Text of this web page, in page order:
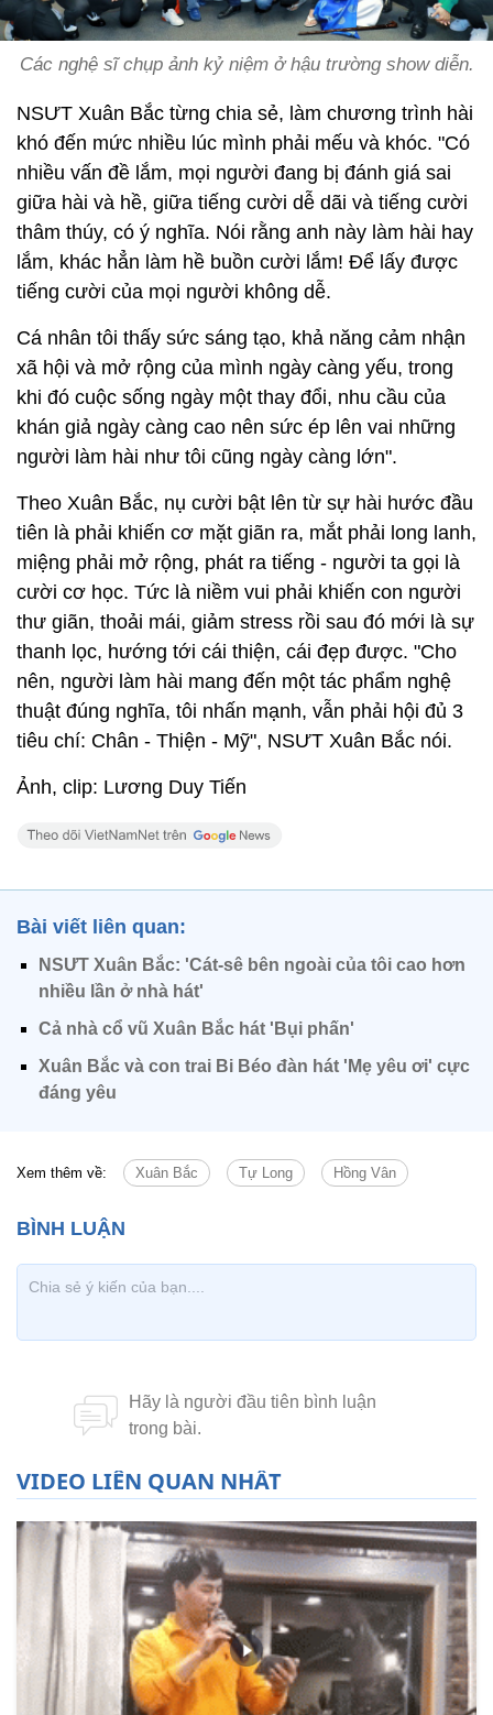
Các nghệ sĩ chụp ảnh kỷ niệm ở hậu trường show diễn.
NSƯT Xuân Bắc từng chia sẻ, làm chương trình hài
khó đến mức nhiều lúc mình phải mếu và khóc. "Có
nhiều vấn đề lắm, mọi người đang bị đánh giá sai
giữa hài và hề, giữa tiếng cười dễ dãi và tiếng cười
thâm thúy, có ý nghĩa. Nói rằng anh này làm hài hay
lắm, khác hẳn làm hề buồn cười lắm! Để lấy được
tiếng cười của mọi người không dễ.
Cá nhân tôi thấy sức sáng tạo, khả năng cảm nhận
xã hội và mở rộng của mình ngày càng yếu, trong
khi đó cuộc sống ngày một thay đổi, nhu cầu của
khán giả ngày càng cao nên sức ép lên vai những
người làm hài như tôi cũng ngày càng lớn".
Theo Xuân Bắc, nụ cười bật lên từ sự hài hước đầu
tiên là phải khiến cơ mặt giãn ra, mắt phải long lanh,
miệng phải mở rộng, phát ra tiếng - người ta gọi là
cười cơ học. Tức là niềm vui phải khiến con người
thư giãn, thoải mái, giảm stress rồi sau đó mới là sự
thanh lọc, hướng tới cái thiện, cái đẹp được. "Cho
nên, người làm hài mang đến một tác phẩm nghệ
thuật đúng nghĩa, tôi nhấn mạnh, vẫn phải hội đủ 3
tiêu chí: Chân - Thiện - Mỹ", NSƯT Xuân Bắc nói.
Ảnh, clip: Lương Duy Tiến
Bài viết liên quan:
NSƯT Xuân Bắc: 'Cát-sê bên ngoài của tôi cao hơn
nhiều lần ở nhà hát'
Cả nhà cổ vũ Xuân Bắc hát 'Bụi phấn'
Xuân Bắc và con trai Bi Béo đàn hát 'Mẹ yêu ơi' cực
đáng yêu
Xem thêm về: Xuân Bắc Tự Long Hồng Vân
VIDEO LIÊN QUAN NHẤT